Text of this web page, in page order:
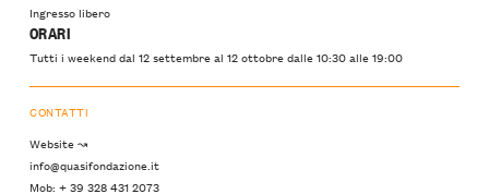
Ingresso libero
ORARI
Tutti i weekend dal 12 settembre al 12 ottobre dalle 10:30 alle 19:00
CONTATTI
Website ↝
info@quasifondazione.it
Mob: + 39 328 431 2073